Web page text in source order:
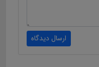
ارسال دیدگاه